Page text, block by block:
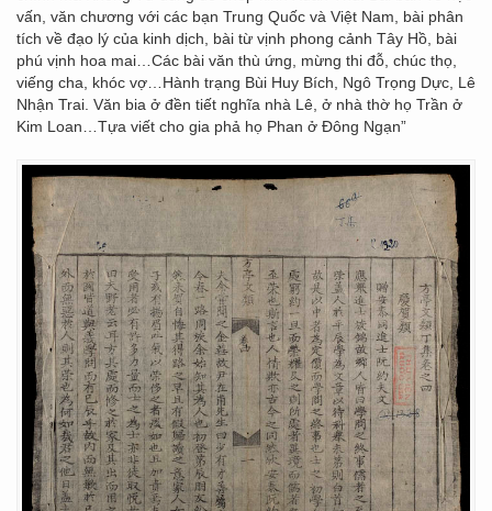
vấn, văn chương với các bạn Trung Quốc và Việt Nam, bài phân
tích về đạo lý của kinh dịch, bài từ vịnh phong cảnh Tây Hồ, bài
phú vịnh hoa mai…Các bài văn thù ứng, mừng thi đỗ, chúc thọ,
viếng cha, khóc vợ…Hành trạng Bùi Huy Bích, Ngô Trọng Dực, Lê
Nhận Trai. Văn bia ở đền tiết nghĩa nhà Lê, ở nhà thờ họ Trần ở
Kim Loan…Tựa viết cho gia phả họ Phan ở Đông Ngạn”